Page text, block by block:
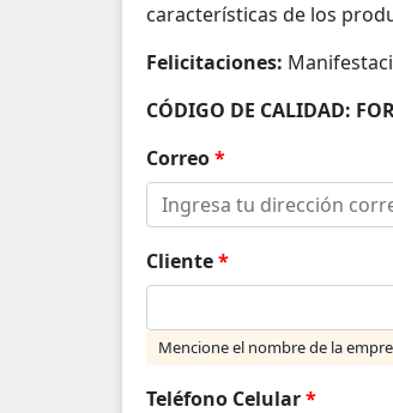
características de los
Felicitaciones:
CÓDIGO DE CALIDAD:
Correo*
Cliente*
Mencione el nombre de la
Teléfono Celular*